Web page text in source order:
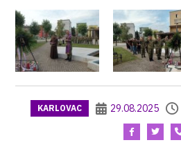
KARLOVAC 29.08.2025